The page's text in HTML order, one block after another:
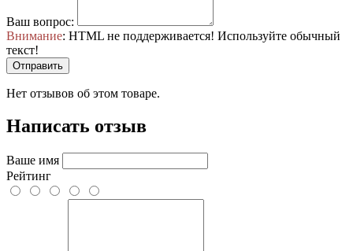
Ваш вопрос:
Внимание: HTML не поддерживается! Используйте обычный
текст!
Отправить
Нет отзывов об этом товаре.
Написать отзыв
Ваше имя
Рейтинг